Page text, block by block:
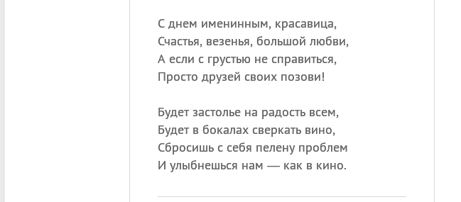
С днем именинным, красавица,
Счастья, везенья, большой любви,
А если с грустью не справиться,
Просто друзей своих позови!
Будет застолье на радость всем,
Будет в бокалах сверкать вино,
Сбросишь с себя пелену проблем
И улыбнешься нам — как в кино.